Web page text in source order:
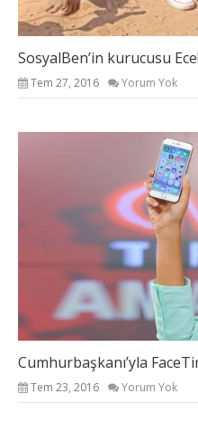
SosyalBen’in kurucusu Ece!
Tem 27, 2016 Yorum Yok
Cumhurbaşkanı’yla
Tem 23, 2016 Yorum Yok